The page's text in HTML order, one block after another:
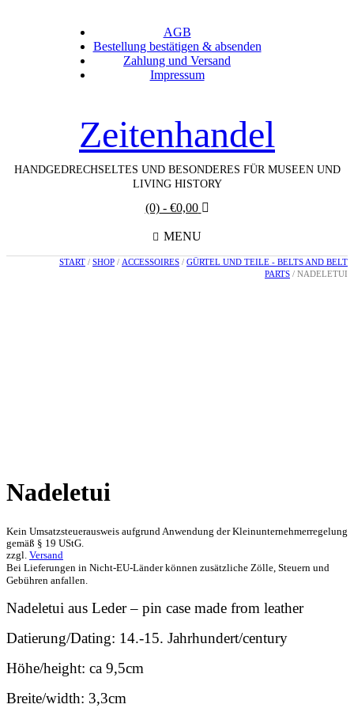
AGB
Bestellung bestätigen & absenden
Zahlung und Versand
Impressum
Zeitenhandel
HANDGEDRECHSELTES UND BESONDERES FÜR MUSEEN UND
LIVING HISTORY
(0)- €0,00
MENU
START / SHOP / ACCESSOIRES / GÜRTEL UND TEILE - BELTS AND BELT
PARTS / NADELETUI
Nadeletui
Kein Umsatzsteuerausweis aufgrund Anwendung der Kleinunternehmerregelung
gemäß § 19 UStG.
zzgl. Versand
Bei Lieferungen in Nicht-EU-Länder können zusätzliche Zölle, Steuern und
Gebühren anfallen.
Nadeletui aus Leder – pin case made from leather
Datierung/Dating: 14.-15. Jahrhundert/century
Höhe/height: ca 9,5cm
Breite/width: 3,3cm